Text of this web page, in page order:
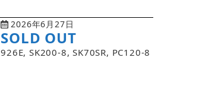
2026年6月27日
SOLD OUT
926E, SK200-8, SK70SR, PC120-8